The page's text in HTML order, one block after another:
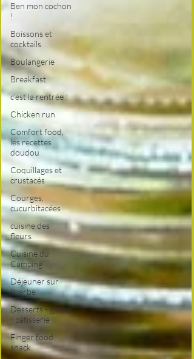
Ben mon cochon
!
Boissons et
cocktails
Boulangerie
Breakfast
c'est la rentrée !
Chicken run
Comfort food,
les recettes
doudou
Coquillages et
crustacés
Courges,
cucurbitacées
cuisine des
fleurs
Cuisine du
Camping
Déjeuner sur
l'herbe
Desserts - glaces
- pâtisserie
Finger food,
snack